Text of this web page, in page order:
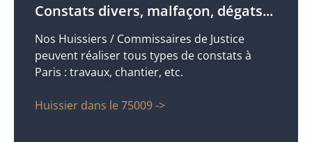
Constats divers, malfaçon, dégats...
Nos Huissiers / Commissaires de Justice
peuvent réaliser tous types de constats à
Paris : travaux, chantier, etc.
Huissier dans le 75009 ->